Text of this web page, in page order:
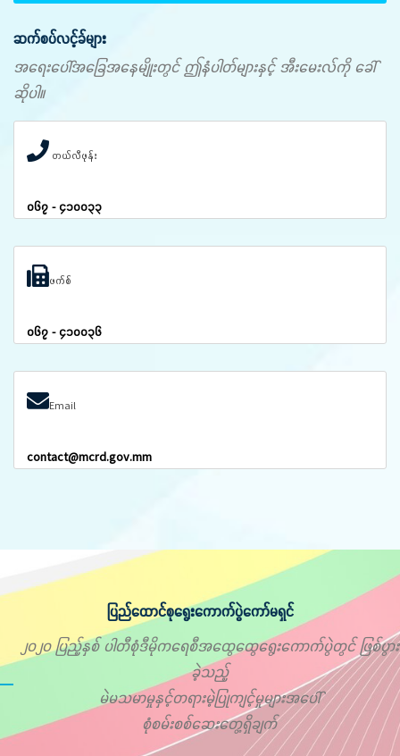
ဆက်စပ်လင့်ခ်များ
အရေးပေါ်အခြေအနေမျိုးတွင် ဤနံပါတ်များနှင့် အီးမေးလ်ကို ခေါ်
ဆိုပါ။
တယ်လီဖုန်း
၀၆၇ - ၄၁၀၀၃၃
ဖက်စ်
၀၆၇ - ၄၁၀၀၃၆
Email
contact@mcrd.gov.mm
ပြည်ထောင်စုရွေးကောက်ပွဲကော်မရှင်
၂၀၂၀ ပြည့်နှစ် ပါတီစုံဒီမိုကရေစီအထွေထွေရွေးကောက်ပွဲတွင် ဖြစ်ပွား
ခဲ့သည့်
မဲမသမာမှုနှင့်တရားမဲ့ပြုကျင့်မှုများအပေါ်
စုံစမ်းစစ်ဆေးတွေ့ရှိချက်